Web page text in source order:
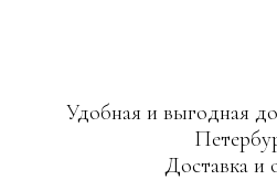
Удобная и выгодная
Доставка и